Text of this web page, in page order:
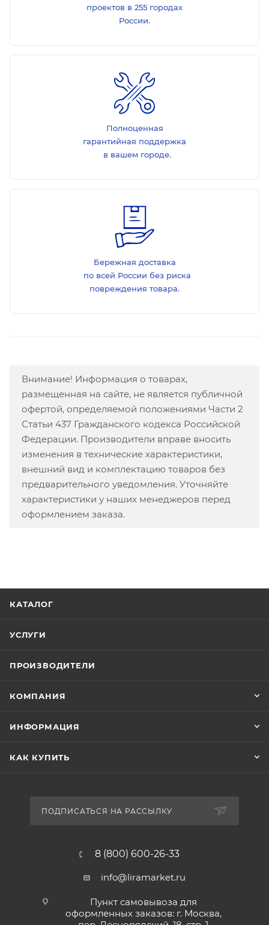
проектов в 255 городах
России.
Полноценная
гарантийная поддержка
в вашем городе.
Бережная доставка
по всей России без риска
повреждения товара.
Внимание! Информация о товарах,
размещенная на сайте, не является публичной
офертой, определяемой положениями Части 2
Статьи 437 Гражданского кодекса Российской
Федерации. Производители вправе вносить
изменения в технические характеристики,
внешний вид и комплектацию товаров без
предварительного уведомления. Уточняйте
характеристики у наших менеджеров перед
оформлением заказа.
КАТАЛОГ
УСЛУГИ
ПРОИЗВОДИТЕЛИ
КОМПАНИЯ
ИНФОРМАЦИЯ
КАК КУПИТЬ
ПОДПИСАТЬСЯ НА РАССЫЛКУ
8 (800) 600-26-33
info@liramarket.ru
Пункт самовывоза для
оформленных заказов: г. Москва,